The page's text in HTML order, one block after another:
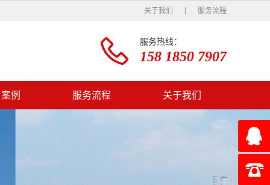
关于我们 服务流程
服务热线：
158 1850 7907
例 服务流程 关于我们